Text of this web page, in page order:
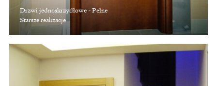
Drzwi jednoskrzydłowe - Pełne
Starsze realizacje